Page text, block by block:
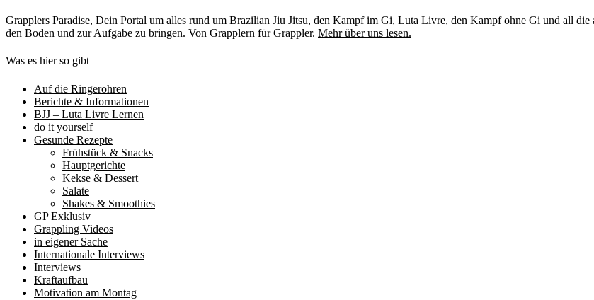
Grapplers Paradise, Dein Portal um alles rund um Brazilian Jiu Jitsu, den Kampf im Gi, Luta Livre, den Kampf ohne Gi und all
den Boden und zur Aufgabe zu bringen. Von Grapplern für Grappler. Mehr über uns lesen.
Was es hier so gibt
Auf die Ringerohren
Berichte & Informationen
BJJ – Luta Livre Lernen
do it yourself
Gesunde Rezepte
Frühstück & Snacks
Hauptgerichte
Kekse & Dessert
Salate
Shakes & Smoothies
GP Exklusiv
Grappling Videos
in eigener Sache
Internationale Interviews
Interviews
Kraftaufbau
Motivation am Montag